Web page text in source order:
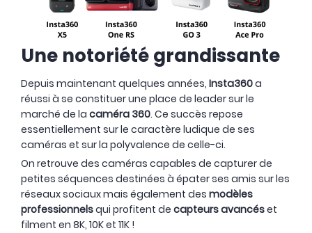
Une notoriété grandissante
Depuis maintenant quelques années, Insta360a
réussi à se constituer une place de leader sur le
marché de la caméra 360. Ce succès repose
essentiellement sur le caractère ludique de ses
caméras et sur la polyvalence de celle-ci.
On retrouve des caméras capables de capturer de
petites séquences destinées à épater ses amis sur les
réseaux sociaux mais également des modèles
professionnelsqui profitent de capteurs avancéset
filment en 8K, 10K et 11K !